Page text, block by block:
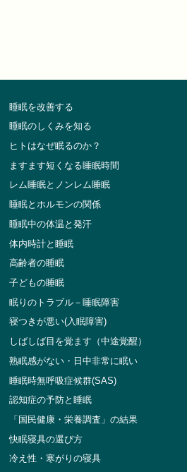
睡眠を改善する
睡眠のしくみを知る
ヒトはなぜ眠るのか？
ますます短くなる睡眠時間
レム睡眠とノンレム睡眠
睡眠とホルモンの関係
睡眠中の体温と発汗
体内時計と睡眠
高齢者の睡眠
子どもの睡眠
眠りのトラブル－睡眠障害
寝つきが悪い(入眠障害)
しばしば目を覚ます（中途覚醒）
熟眠感がない・日中非常に眠い
睡眠時無呼吸症候群(SAS)
認知症の予防と睡眠
「国民健康・栄養調査」の結果
快眠寝具の選び方
冷え性・寒がりの寝具